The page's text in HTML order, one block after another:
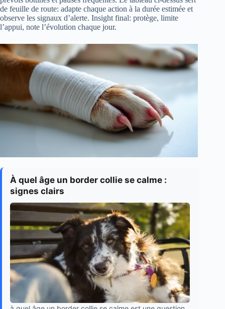
de feuille de route: adapte chaque action à la durée estimée et
observe les signaux d’alerte. Insight final: protège, limite
l’appui, note l’évolution chaque jour.
À quel âge un border collie se calme :
signes clairs